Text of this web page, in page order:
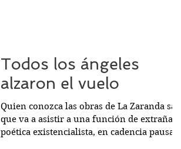
Todos los ángeles
alzaron el vuelo
Quien conozca las obras de La Zaranda sabe
que va a asistir a una función de extraña
poética existencialista, en cadencia pausada